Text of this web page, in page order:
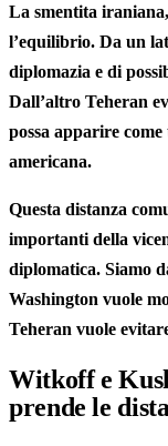
La smentita
l’equilibrio. Da un
diplomazia e di
Dall’altro Teheran
possa apparire
americana.
Questa distanza
importanti della
diplomatica. Siamo
Washington vuole
Teheran vuole
Witkoff e
prende le